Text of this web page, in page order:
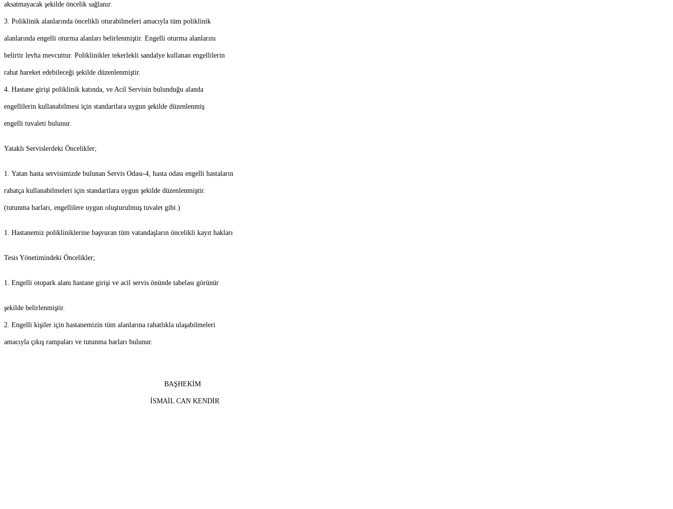
aksatmayacak şekilde öncelik sağlanır.
3. Poliklinik alanlarında öncelikli oturabilmeleri amacıyla tüm poliklinik
alanlarında engelli oturma alanları belirlenmiştir. Engelli oturma alanlarını
belirtir levha mevcuttur. Poliklinikler tekerlekli sandalye kullanan engellilerin
rahat hareket edebileceği şekilde düzenlenmiştir.
4. Hastane girişi poliklinik katında, ve Acil Servisin bulunduğu alanda
engellilerin kullanabilmesi için standartlara uygun şekilde düzenlenmiş
engelli tuvaleti bulunur.
Yataklı Servislerdeki Öncelikler;
1. Yatan hasta servisimizde bulunan Servis Odası-4, hasta odası engelli hastaların
rahatça kullanabilmeleri için standartlara uygun şekilde düzenlenmiştir.
(tutunma barları, engellilere uygun oluşturulmuş tuvalet gibi.)
1. Hastanemiz polikliniklerine başvuran tüm vatandaşların öncelikli kayıt hakları
Tesis Yönetimindeki Öncelikler;
1. Engelli otopark alanı hastane girişi ve acil servis önünde tabelası görünür
şekilde belirlenmiştir.
2. Engelli kişiler için hastanemizin tüm alanlarına rahatlıkla ulaşabilmeleri
amacıyla çıkış rampaları ve tutunma barları bulunur.
BAŞHEKİM
İSMAİL CAN KENDİR